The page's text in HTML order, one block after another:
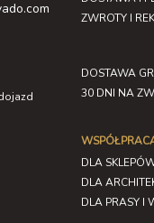
ZWROTY I
DOSTAWA
30 DNI NA
DLA
DLA
DLA PRASY I